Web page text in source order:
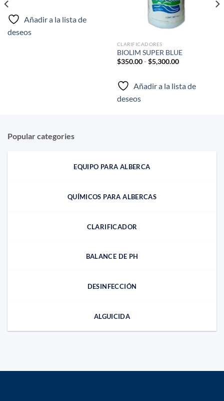
$369.39
Añadir a la lista de
deseos
CLARIFICADORES
BIOLIM SUPER BLUE
$350.00 - $5,300.00Rango
$350.00
Añadir a la lista de
deseos
Popular categories
EQUIPO PARA ALBERCA
QUÍMICOS PARA ALBERCAS
CLARIFICADOR
BALANCE DE PH
DESINFECCIÓN
ALGUICIDA